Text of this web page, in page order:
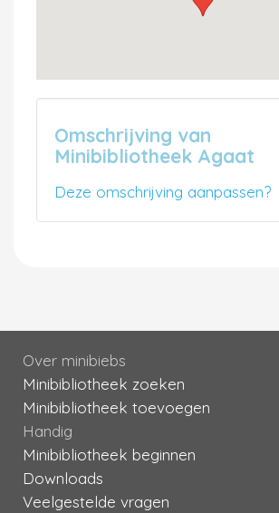
Omschrijving van
Minibibliotheek Agaat
Deze omschrijving aanpassen?
Over minibiebs
Minibibliotheek zoeken
Minibibliotheek toevoegen
Handig
Minibibliotheek beginnen
Downloads
Veelgestelde vragen